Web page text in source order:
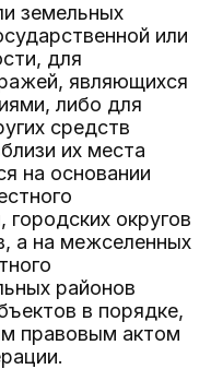
земельных
или
для
являющихся
либо для
средств
их места
на основании
городских округов
а на межселенных
районов
в порядке,
правовым актом